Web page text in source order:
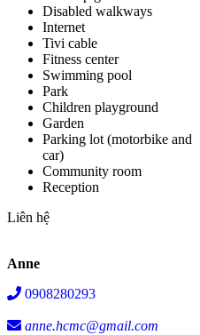
Disabled walkways
Internet
Tivi cable
Fitness center
Swimming pool
Park
Children playground
Garden
Parking lot (motorbike and
car)
Community room
Reception
Liên hệ
Anne
0908280293
anne.hcmc@gmail.com